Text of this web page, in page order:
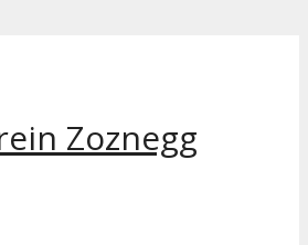
Zoznegg